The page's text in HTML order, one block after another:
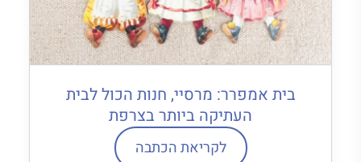
בית אמפרר: מרסיי, חנות הכול לבית
העתיקה ביותר בצרפת
לקריאת הכתבה